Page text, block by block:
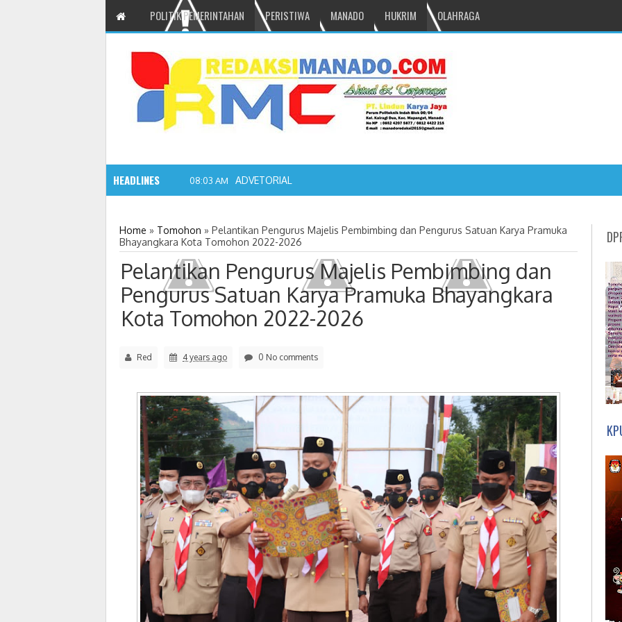
POLITIK PEMERINTAHAN PERISTIWA MANADO HUKRIM OLAHRAGA
HEADLINES 08:03 AM ADVETORIAL JONRU GANTIKAN MONO PIMPIN DPRD TOMOHON
Home » Tomohon » Pelantikan Pengurus Majelis Pembimbing dan Pengurus Satuan Karya Pramuka
Bhayangkara Kota Tomohon 2022-2026
Pelantikan Pengurus Majelis Pembimbing dan
Pengurus Satuan Karya Pramuka Bhayangkara
Kota Tomohon 2022-2026
Red 4 years ago 0 No comments